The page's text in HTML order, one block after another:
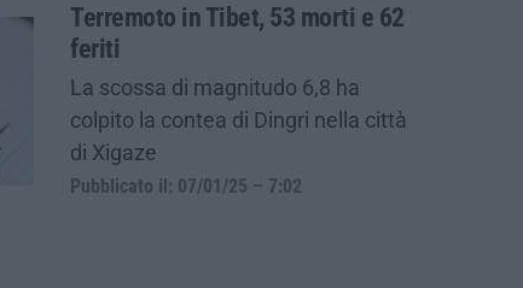
Terremoto in Tibet, 53 morti e 62
feriti
La scossa di magnitudo 6,8 ha
colpito la contea di Dingri nella città
di Xigaze
Pubblicato il: 07/01/25 – 7:02